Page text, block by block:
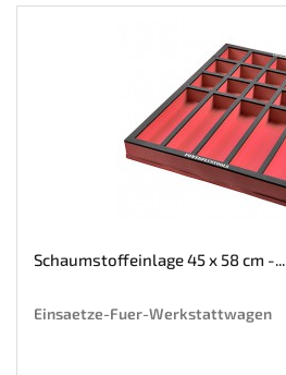
Schaumstoffeinlage 45 x 58 cm -...
Einsaetze-Fuer-Werkstattwagen